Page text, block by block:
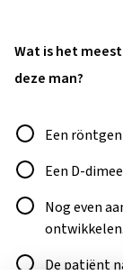
Wat is het
deze man?
Antwoord
Een
Een D-
Nog even
ontwikkelen.
De patiënt